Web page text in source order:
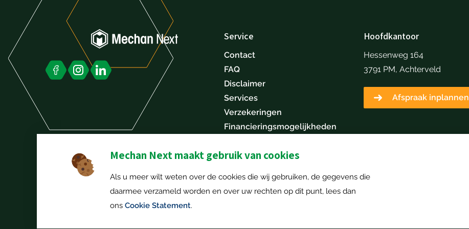
Mechan Next maakt gebruik van cookies
Als u meer wilt weten over de cookies die wij gebruiken, de gegevens die
daarmee verzameld worden en over uw rechten op dit punt, lees dan
ons Cookie Statement.
Service
Contact
FAQ
Disclaimer
Services
Verzekeringen
Financieringsmogelijkheden
Hoofdkantoor
Hessenweg 164
3791 PM, Achterveld
Afspraak inplannen